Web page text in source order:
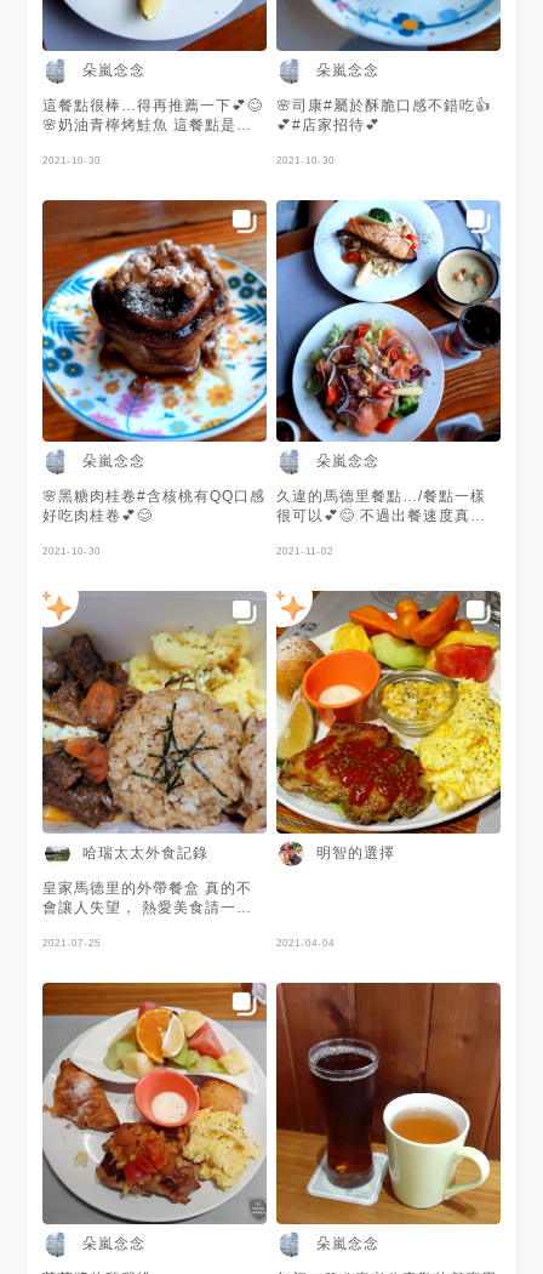
朵嵐念念
這餐點很棒…得再推薦一下💕😊
🌸奶油青檸烤鮭魚 這餐點是女
味💕簡直是朵嵐的菜🐟💕😄😊
2021-10-30
朵嵐念念
🌸司康#屬於酥脆口感不錯吃👍
💕#店家招待💕
2021-10-30
朵嵐念念
🌸黑糖肉桂卷#含核桃有QQ口感
好吃肉桂卷💕😊
2021-10-30
朵嵐念念
久違的馬德里餐點…/餐點一樣
很可以💕😊 不過出餐速度真的
🌸北海鮭魚沙拉🌸奶油青檸烤鮭
2021-11-02
哈瑞太太外食記錄
皇家馬德里的外帶餐盒 真的不
會讓人失望， 熱愛美食請一起
當，歡迎參考。
2021-07-25
明智的選擇
2021-04-04
朵嵐念念 朵嵐念念